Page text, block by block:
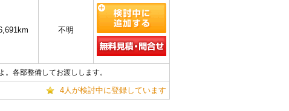
不明
各部整備してお渡しします。
4人が検討中に登録しています